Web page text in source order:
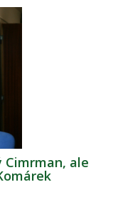
Cimrman, ale